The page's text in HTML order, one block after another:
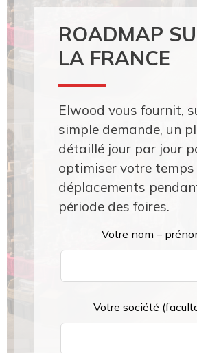
ROADMAP
LA FRANCE
Elwood vous fournit,
simple demande, un
détaillé jour par jour
optimiser votre temps
déplacements
période des foires.
Votre nom –
Votre société